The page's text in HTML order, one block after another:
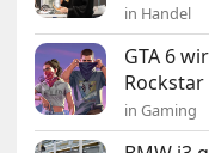
in Handel
GTA 6
in Gaming